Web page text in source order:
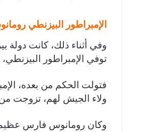
الإمبراطور البيزنطي
وفي أثناء ذلك، كانت دولة
توفي الإمبراطور
فتولت الحكم من بعده،
ولاء الجيش لهم، تزوجت من
وكان رومانوس فارس عظيم،